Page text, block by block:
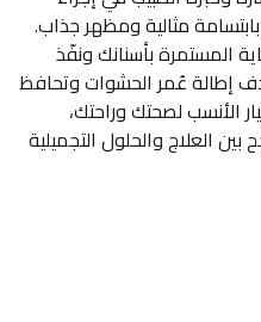
مثالية ومظهر جذاب.
بأسنانك ونفّذ
عُمر الحشوات وتحافظ
لصحتك وراحتك،
والحلول التجميلية